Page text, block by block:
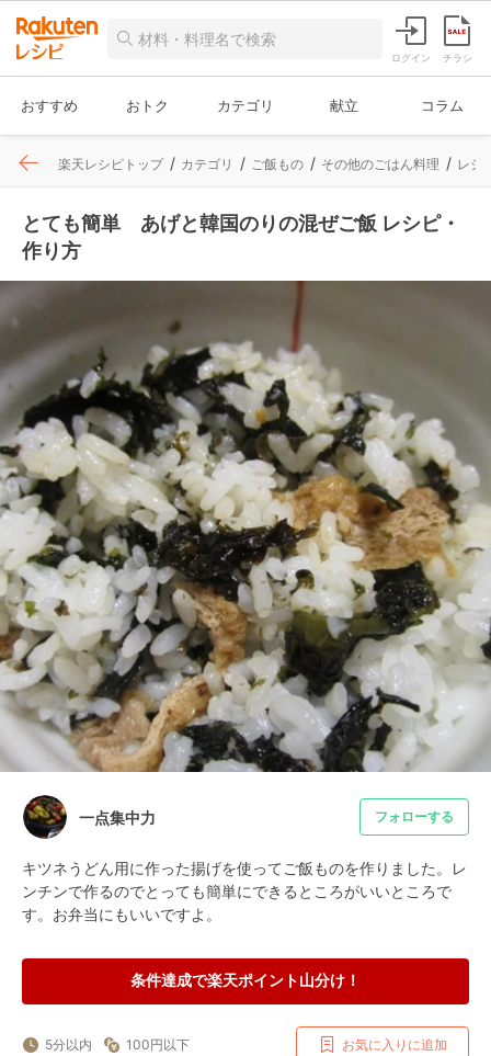
ログイン チラシ
おすすめ おトク カテゴリ 献立 コラム
楽天レシピトップ カテゴリ ご飯もの その他のごはん料理 レシ
とても簡単 あげと韓国のりの混ぜご飯 レシピ・
作り方
一点集中力 フォローする
キツネうどん用に作った揚げを使ってご飯ものを作りました。レ
ンチンで作るのでとっても簡単にできるところがいいところで
す。お弁当にもいいですよ。
条件達成で楽天ポイント山分け！
5分以内 100円以下 お気に入りに追加